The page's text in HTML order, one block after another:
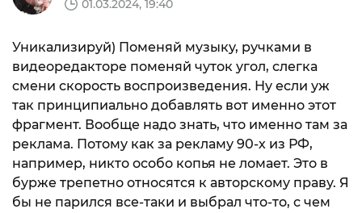
01.03.2024, 19:40
Уникализируй) Поменяй музыку, ручками в
видеоредакторе поменяй чуток угол, слегка
смени скорость воспроизведения. Ну если уж
так принципиально добавлять вот именно этот
фрагмент. Вообще надо знать, что именно там за
реклама. Потому как за рекламу 90-х из РФ,
например, никто особо копья не ломает. Это в
бурже трепетно относятся к авторскому праву. Я
бы не парился все-таки и выбрал что-то, с чем